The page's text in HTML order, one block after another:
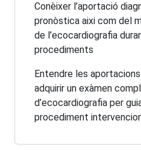
Conèixer l’aportació
pronòstica aixi com del
de l’ecocardiografia
procediments
Entendre les
adquirir un exàmen
d’ecocardiografia per
procediment